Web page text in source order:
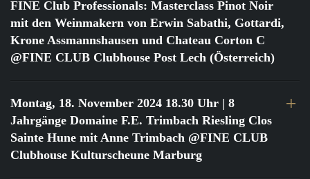
FINE Club Professionals: Masterclass Pinot Noir
mit den Weinmakern von Erwin Sabathi, Gottardi,
Krone Assmannshausen und Chateau Corton C
@FINE CLUB Clubhouse Post Lech (Österreich)
Montag, 18. November 2024 18.30 Uhr | 8
Jahrgänge Domaine F.E. Trimbach Riesling Clos
Sainte Hune mit Anne Trimbach @FINE CLUB
Clubhouse Kulturscheune Marburg